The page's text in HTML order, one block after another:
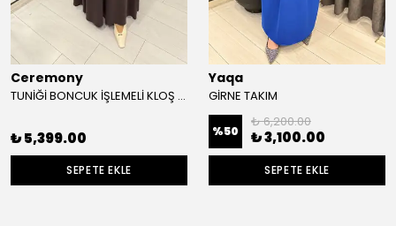
Ceremony
TUNİĞİ BONCUK İŞLEMELİ KLOŞ ETEKLİ TAKIM
₺ 5,399.00
SEPETE EKLE
Yaqa
GİRNE TAKIM
%50
₺ 6,200.00
₺ 3,100.00
SEPETE EKLE